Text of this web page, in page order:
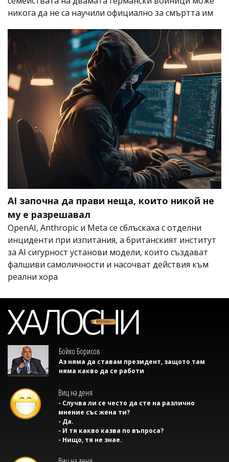
никога да не са научили официално за смъртта им
AI започна да прави неща, които никой не
му е разрешавал
OpenAI, Anthropic и Meta се сблъскаха с отделни
инциденти при изпитания, а британският институт
за AI сигурност установи модели, които създават
фалшиви самоличности и насочват действия към
реални хора
Бойко Борисов
Аз няма да ставам президент, защото там
няма какво да се работи
Виц на деня
- Случва ли се често да сте на различно
мнение със жена ти?
- Да.
- И тя какво казва по въпроса?
- Нищо, тя не знае.